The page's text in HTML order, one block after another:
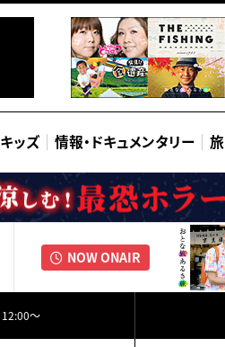
キッズ 情報・ ドキュメンタリー 旅
NOW ONAIR
12:00～